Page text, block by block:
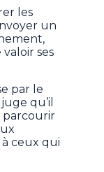
les
un
ses
par le
qu’il
parcourir
ceux qui